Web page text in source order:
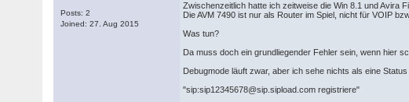
Posts: 2
Joined: 27. Aug 2015
Zwischenzeitlich hatte ich zeitweise die Win 8.1 und Avira
Die AVM 7490 ist nur als Router im Spiel, nicht für VOIP
Was tun?
Da muss doch ein grundliegender Fehler sein, wenn hier
Debugmode läuft zwar, aber ich sehe nichts als eine
"sip:sip12345678@sip.sipload.com registriere"